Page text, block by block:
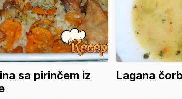
sa pirinčem iz
Lagana